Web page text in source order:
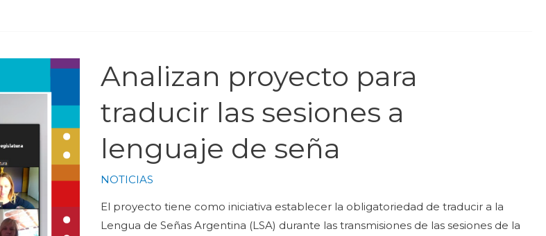
Analizan proyecto para
traducir las sesiones a
lenguaje de seña
NOTICIAS
El proyecto tiene como iniciativa establecer la obligatoriedad de traducir a la
Lengua de Señas Argentina (LSA) durante las transmisiones de las sesiones de la